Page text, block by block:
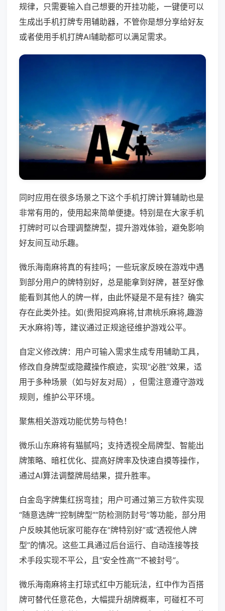
规律，只需要输入自己想要的开挂功能，一键便可以
生成出手机打牌专用辅助器，不管你是想分享给好友
或者使用手机打牌AI辅助都可以满足需求。
同时应用在很多场景之下这个手机打牌计算辅助也是
非常有用的，使用起来简单便捷。特别是在大家手机
打牌时可以合理调整牌型，提升游戏体验，避免影响
好友间互动乐趣。
微乐海南麻将真的有挂吗；一些玩家反映在游戏中遇
到部分用户的牌特别好，总是能拿到好牌，甚至好像
能看到其他人的牌一样，由此怀疑是不是有挂？确实
存在此类外挂。如(贵阳捉鸡麻将,甘肃桃乐麻将,趣游
天水麻将)等，建议通过正规途径维护游戏公平。
自定义修改牌：用户可输入需求生成专用辅助工具，
修改自身牌型或隐藏操作痕迹，实现“必胜”效果，适
用于多种场景（如与好友对局），但需注意遵守游戏
规则，维护公平环境。
聚焦相关游戏功能优势与特色！
微乐山东麻将有猫腻吗；支持透视全局牌型、智能出
牌策略、暗杠优化、提高好牌率及快速自摸等操作，
通过AI算法调整牌局结果，提升胜率。
白金岛字牌集红拐弯挂；用户可通过第三方软件实现
“随意选牌”“控制牌型”“防检测防封号”等功能，部分用
户反映其他玩家可能存在“牌特别好”或“透视他人牌
型”的情况。这些工具通过后台运行、自动连接等技
术手段实现不平公，且“安全性高”“不被封号”。
微乐海南麻将主打琼式红中万能玩法，红中作为百搭
牌可替代任意花色，大幅提升胡牌概率，可碰杠不可